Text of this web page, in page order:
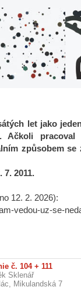
let jako
Ačkoli
způsobem
7. 2011.
12. 2. 2026):
vedou-uz-se-
č. 104 + 111
Sklenář
Mikulandská 7